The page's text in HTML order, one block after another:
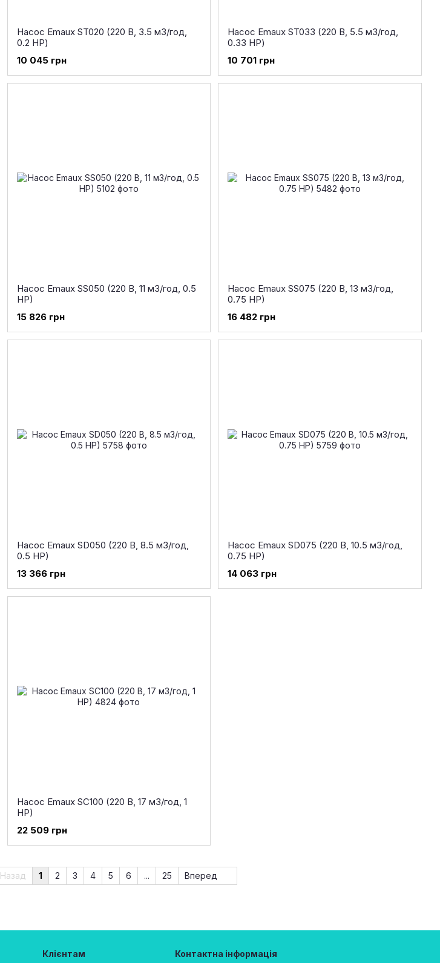
Насос Emaux ST020 (220 В, 3.5 м3/год,
0.2 НР)
10 045 грн
Насос Emaux ST033 (220 В, 5.5 м3/год,
0.33 НР)
10 701 грн
Насос Emaux SS050 (220 В, 11 м3/год, 0.5
HP)
15 826 грн
Насос Emaux SS075 (220 В, 13 м3/год,
0.75 HP)
16 482 грн
Насос Emaux SD050 (220 В, 8.5 м3/год,
0.5 HP)
13 366 грн
Насос Emaux SD075 (220 В, 10.5 м3/год,
0.75 HP)
14 063 грн
Насос Emaux SC100 (220 В, 17 м3/год, 1
HP)
22 509 грн
Назад 1 2 3 4 5 6 ... 25 Вперед
Клієнтам Контактна інформація